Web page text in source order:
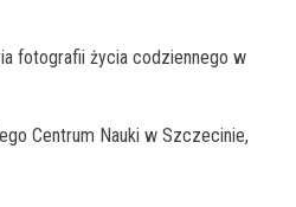
fotografii życia codziennego w
Centrum Nauki w Szczecinie,